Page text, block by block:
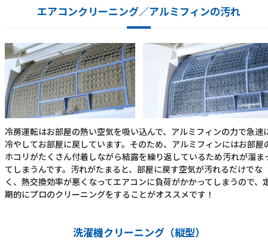
エアコンクリーニング／アルミフィンの汚れ
冷房運転はお部屋の熱い空気を吸い込んで、アルミフィンの力で急速
冷やしてお部屋に戻しています。そのため、アルミフィンにはお部屋
ホコリがたくさん付着しながら結露を繰り返しているため汚れが溜ま
てしまうんです。汚れがたまると、部屋に戻す空気が汚れるだけでな
く、熱交換効率が悪くなってエアコンに負荷がかかってしまうので、
期的にプロのクリーニングをすることがオススメです！
洗濯機クリーニング（縦型）